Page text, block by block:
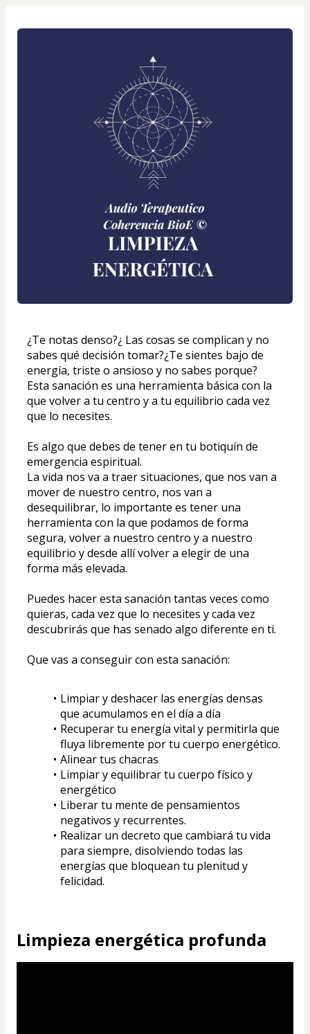
¿Te notas denso?¿ Las cosas se complican y no
sabes qué decisión tomar?¿Te sientes bajo de
energía, triste o ansioso y no sabes porque?
Esta sanación es una herramienta básica con la
que volver a tu centro y a tu equilibrio cada vez
que lo necesites.
Es algo que debes de tener en tu botiquín de
emergencia espiritual.
La vida nos va a traer situaciones, que nos van a
mover de nuestro centro, nos van a
desequilibrar, lo importante es tener una
herramienta con la que podamos de forma
segura, volver a nuestro centro y a nuestro
equilibrio y desde allí volver a elegir de una
forma más elevada.
Puedes hacer esta sanación tantas veces como
quieras, cada vez que lo necesites y cada vez
descubrirás que has senado algo diferente en ti.
Que vas a conseguir con esta sanación:
Limpiar y deshacer las energías densas
que acumulamos en el día a día
Recuperar tu energía vital y permitirla que
fluya libremente por tu cuerpo energético.
Alinear tus chacras
Limpiar y equilibrar tu cuerpo físico y
energético
Liberar tu mente de pensamientos
negativos y recurrentes.
Realizar un decreto que cambiará tu vida
para siempre, disolviendo todas las
energías que bloquean tu plenitud y
felicidad.
Limpieza energética profunda